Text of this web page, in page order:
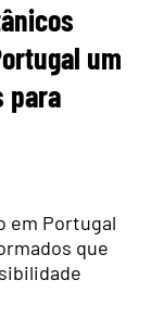
um
para
em Portugal
que